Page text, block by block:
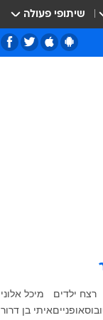
שיתופי פעולה
רצח ילדים
מיכל אלוני
אופנייםאיתי בן דרור